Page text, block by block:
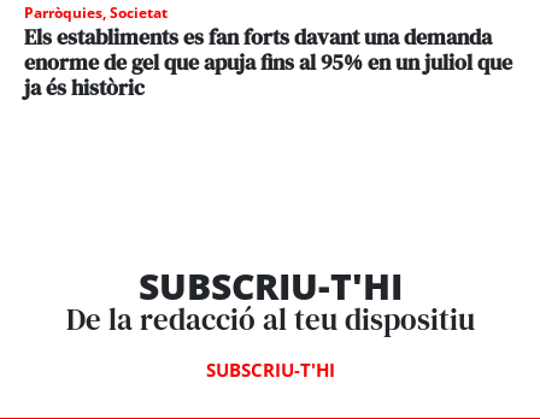
Parròquies,Societat
Els establiments es fan forts davant una demanda
enorme de gel que apuja fins al 95% en un juliol que
ja és històric
SUBSCRIU-T'HI
De la redacció al teu dispositiu
SUBSCRIU-T'HI